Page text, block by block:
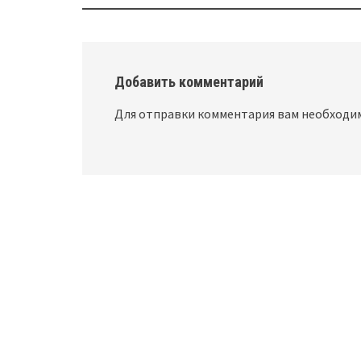
navigation
Добавить комментарий
Для отправки комментария вам